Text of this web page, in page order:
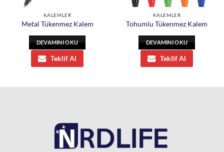
KALEMLER
Metal Tükenmez Kalem
DEVAMINI OKU
Teklif Al
KALEMLER
Tohumlu Tükenmez Kalem
DEVAMINI OKU
Teklif Al